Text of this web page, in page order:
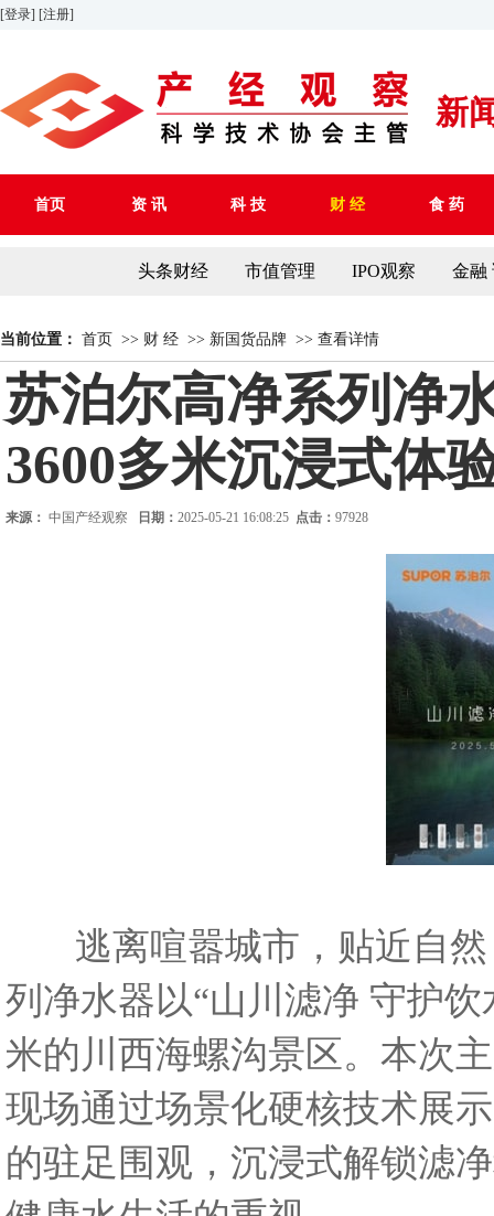
[登录] [注册]
新
首页 资 讯 科 技 财 经 食 药
头条财经 市值管理 IPO观察 金融
当前位置： 首页 >> 财 经 >> 新国货品牌 >> 查看详情
苏泊尔高净系列净
3600多米沉浸式体
来源： 中国产经观察 日期： 2025-05-21 16:08:25 点击： 97928
逃离喧嚣城市，贴近自然
列净水器以“山川滤净 守护
米的川西海螺沟景区。本次
现场通过场景化硬核技术展
的驻足围观，沉浸式解锁滤